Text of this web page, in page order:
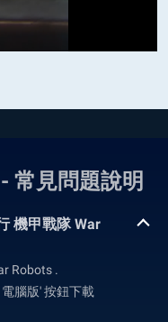
常見問題說明
機甲戰隊 War
Robots .
腦版' 按鈕下載